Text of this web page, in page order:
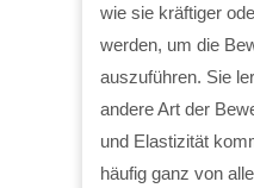
wie sie kräftiger
werden, um die
auszuführen. Sie
andere Art der
und Elastizität
häufig ganz von